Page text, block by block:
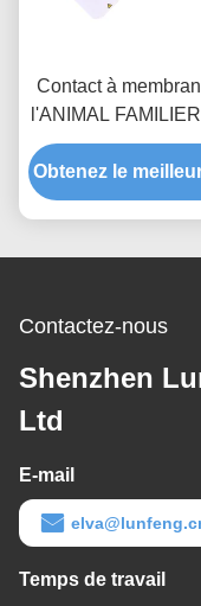
Contact à
l'ANIMAL FAMILIER
de polyester,
membrane de clé
aux besoins du
Obtenez le
Contactez-nous
Shenzhen
Ltd
E-mail
Temps de travail